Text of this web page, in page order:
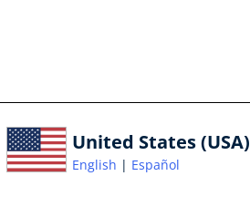
United States (USA)
English Español